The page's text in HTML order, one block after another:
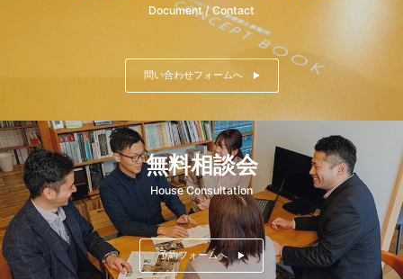
Document / Contact
問い合わせフォームへ ▶
無料相談会
House Consultation
予約フォームへ▶